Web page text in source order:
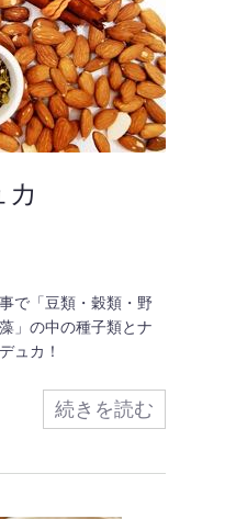
で「豆類・穀類・野
」の中の種子類とナ
ュカ！
続きを読む